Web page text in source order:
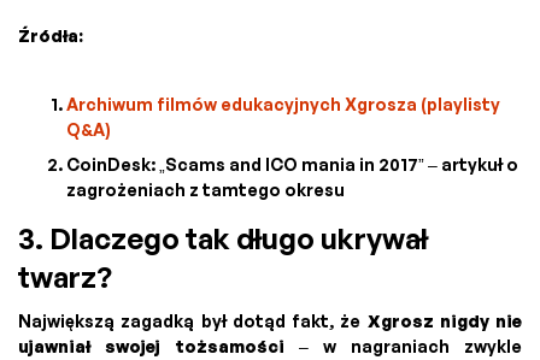
Źródła:
Archiwum filmów edukacyjnych Xgrosza (playlisty
Q&A)
CoinDesk: „Scams and ICO mania in 2017” – artykuł o
zagrożeniach z tamtego okresu
3. Dlaczego tak długo ukrywał
twarz?
Największą zagadką był dotąd fakt, że Xgrosz nigdy nie
ujawniał swojej tożsamości – w nagraniach zwykle